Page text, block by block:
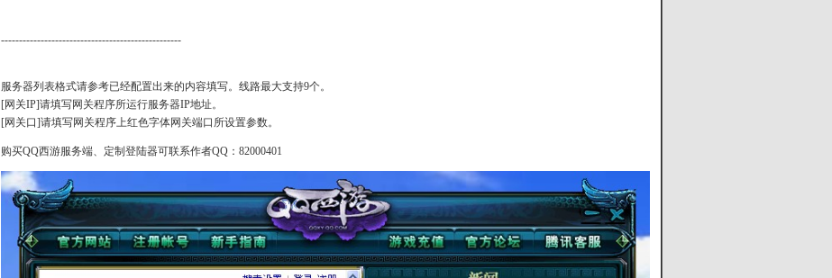
--------------------------------------------------
服务器列表格式请参考已经配置出来的内容填写。线路最大支持9个。
[网关IP]请填写网关程序所运行服务器IP地址。
[网关口]请填写网关程序上红色字体网关端口所设置参数。
购买QQ西游服务端、定制登陆器可联系作者QQ：82000401